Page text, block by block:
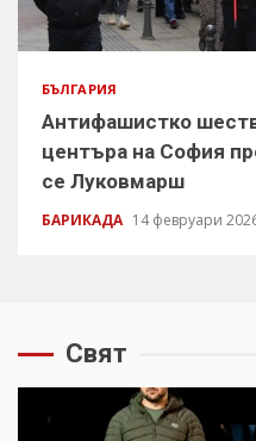
БЪЛГАРИЯ
Антифашистко
центъра на София
се Луковмарш
БАРИКАДА 14 февруари
Свят